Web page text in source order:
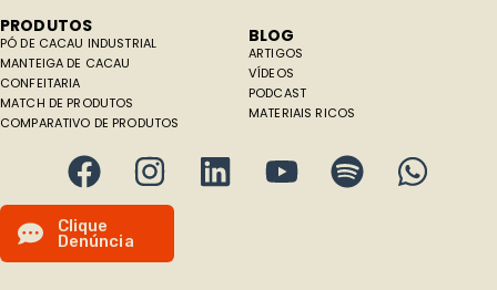
PRODUTOS
PÓ DE CACAU INDUSTRIAL
MANTEIGA DE CACAU
CONFEITARIA
MATCH DE PRODUTOS
COMPARATIVO DE PRODUTOS
BLOG
ARTIGOS
VÍDEOS
PODCAST
MATERIAIS RICOS
Clique
Denúncia